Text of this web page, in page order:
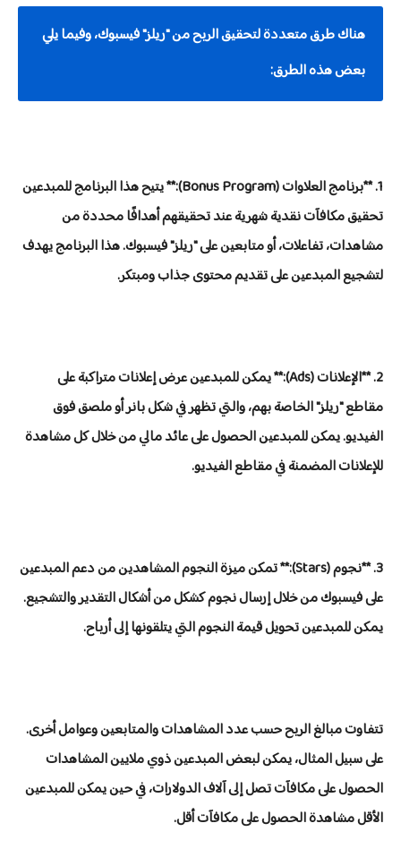
هناك طرق متعددة لتحقيق الربح من "ريلز" فيسبوك، وفيما يلي
بعض هذه الطرق:
1. **برنامج العلاوات (Bonus Program):** يتيح هذا البرنامج للمبدعين
تحقيق مكافآت نقدية شهرية عند تحقيقهم أهدافًا محددة من
مشاهدات، تفاعلات، أو متابعين على "ريلز" فيسبوك. هذا البرنامج يهدف
لتشجيع المبدعين على تقديم محتوى جذاب ومبتكر.
2. **الإعلانات (Ads):** يمكن للمبدعين عرض إعلانات متراكبة على
مقاطع "ريلز" الخاصة بهم، والتي تظهر في شكل بانر أو ملصق فوق
الفيديو. يمكن للمبدعين الحصول على عائد مالي من خلال كل مشاهدة
للإعلانات المضمنة في مقاطع الفيديو.
3. **نجوم (Stars):** تمكن ميزة النجوم المشاهدين من دعم المبدعين
على فيسبوك من خلال إرسال نجوم كشكل من أشكال التقدير والتشجيع.
يمكن للمبدعين تحويل قيمة النجوم التي يتلقونها إلى أرباح.
تتفاوت مبالغ الربح حسب عدد المشاهدات والمتابعين وعوامل أخرى.
على سبيل المثال، يمكن لبعض المبدعين ذوي ملايين المشاهدات
الحصول على مكافآت تصل إلى آلاف الدولارات، في حين يمكن للمبدعين
الأقل مشاهدة الحصول على مكافآت أقل.